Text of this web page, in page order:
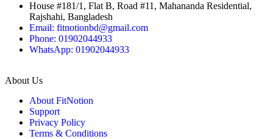
House #181/1, Flat B, Road #11, Mahananda Residential,
Rajshahi, Bangladesh
Email: fitnotionbd@gmail.com
Phone: 01902044933
WhatsApp: 01902044933
About Us
About FitNotion
Support
Privacy Policy
Terms & Conditions